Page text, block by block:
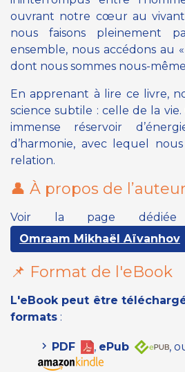
ouvrant notre cœur au
nous faisons pleinement
ensemble, nous accédons au
dont nous sommes nous-
En apprenant à lire ce livre,
science subtile : celle de la
immense réservoir
d’harmonie, avec lequel
relation.
👤 À propos de l’auteur
Voir la page
Omraam Mikhaël Aïvanhov
📌 Format de l'eBook
L'eBook peut être
formats :
PDF , ePub ,